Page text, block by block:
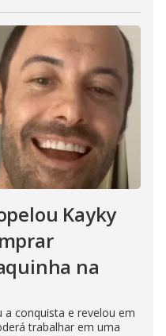
Kayky
na
a conquista e revelou em
trabalhar em uma